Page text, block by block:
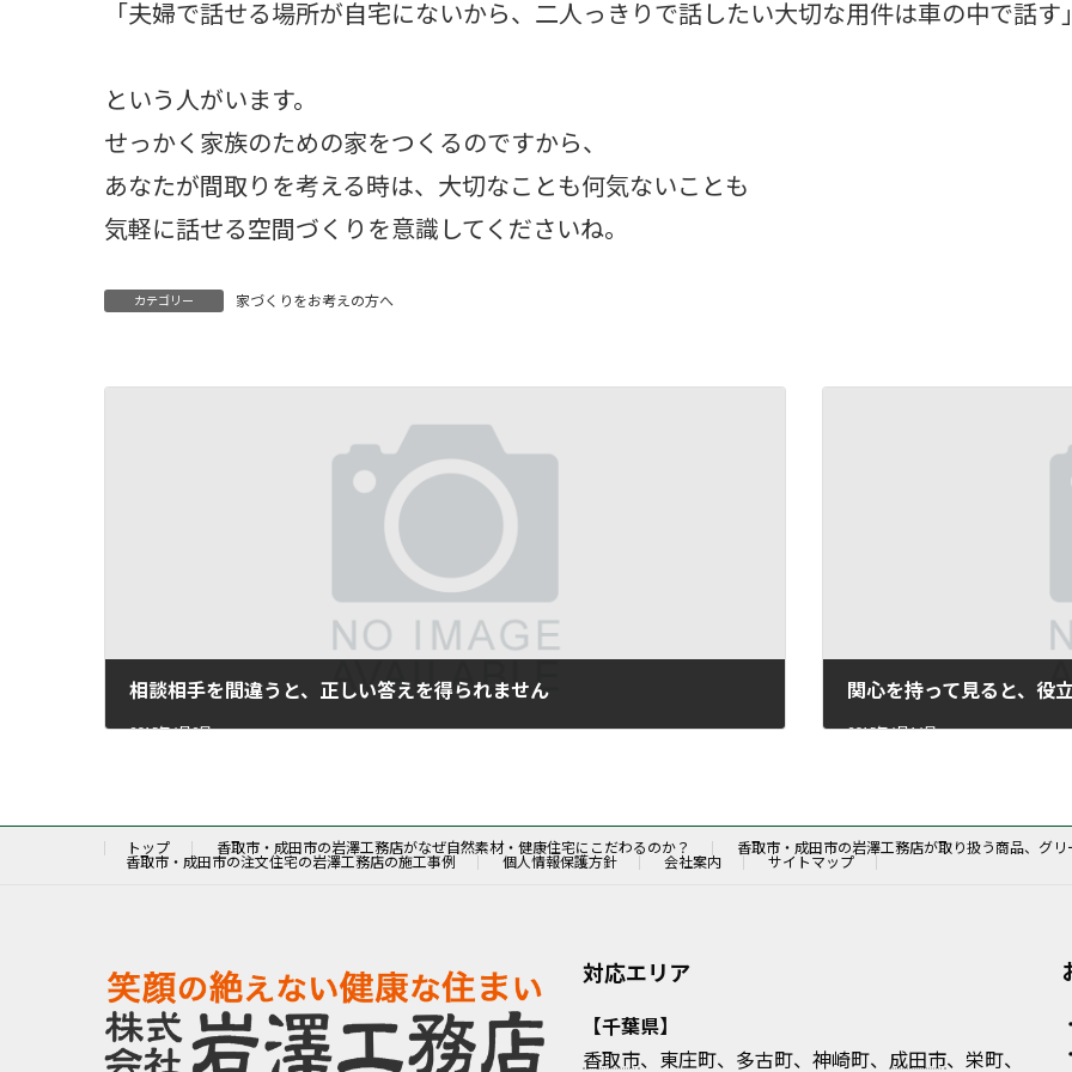
「夫婦で話せる場所が自宅にないから、二人っきりで話したい大切な用件は車の中で話す
という人がいます。
せっかく家族のための家をつくるのですから、
あなたが間取りを考える時は、大切なことも何気ないことも
気軽に話せる空間づくりを意識してくださいね。
カテゴリー 家づくりをお考えの方へ
相談相手を間違うと、正しい答えを得られません
2015年6月9日
関心を持って見ると、役
2015年6月16日
トップ 香取市・成田市の岩澤工務店がなぜ自然素材・健康住宅にこだわるのか？
香取市・成田市の岩澤工務店が取り扱う商品、グリ
香取市・成田市の注文住宅の岩澤工務店の施工事例
個人情報保護方針 会社案内 サイトマップ
対応エリア
【千葉県】
香取市、東庄町、多古町、神崎町、 成田市、栄町、